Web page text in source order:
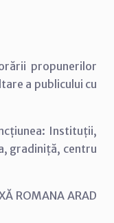
propunerilor
a publicului cu
Instituții,
gradiniță, centru
ROMANA ARAD